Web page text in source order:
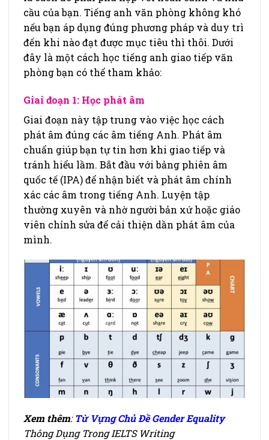
cầu của bạn. Tiếng anh văn phòng không khó
nếu bạn áp dụng đúng phương pháp và duy trì
đến khi nào đạt được mục tiêu thì thôi. Dưới
đây là một cách học tiếng anh giao tiếp văn
phòng bạn có thể tham khảo:
Giai đoạn 1: Học phát âm
Giai đoạn này tập trung vào việc học cách
phát âm đúng các âm tiếng Anh. Phát âm
chuẩn giúp bạn tự tin hơn khi giao tiếp và
tránh hiểu lầm. Bắt đầu với bảng phiên âm
quốc tế (IPA) để nhận biết và phát âm chính
xác các âm trong tiếng Anh. Luyện tập
thường xuyên và nhờ người bản xứ hoặc giáo
viên chỉnh sửa để cải thiện dần phát âm của
mình.
Xem thêm:Từ Vựng Chủ Đề Gender Equality
Thông Dụng Trong IELTS Writing